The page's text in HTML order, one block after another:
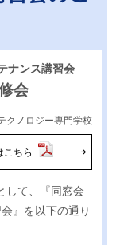
ナンス講習会
会
ノロジー専門学校
こちら
して、『同窓会
』を以下の通り